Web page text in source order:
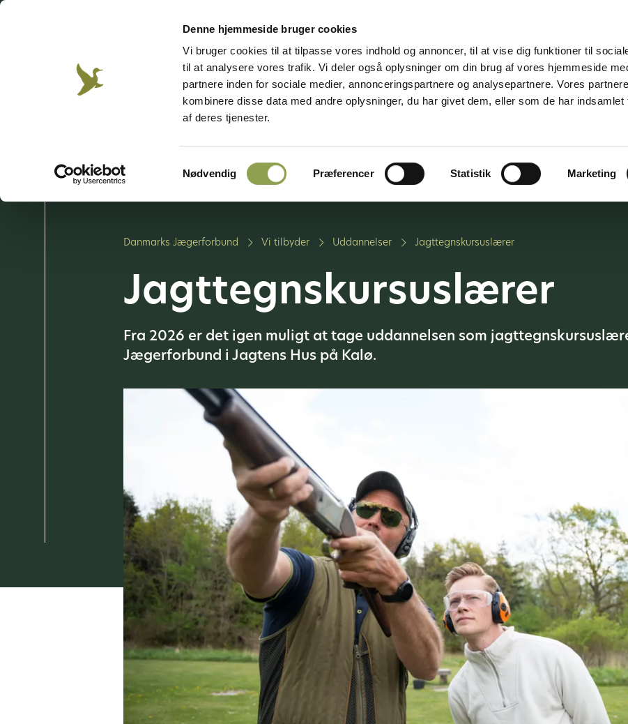
Denne hjemmeside bruger cookies
Vi bruger cookies til at tilpasse vores indhold og annoncer, til at vise dig funktioner til
til at analysere vores trafik. Vi deler også oplysninger om din brug af vores hjemmeside
partnere inden for sociale medier, annonceringspartnere og analysepartnere. Vores
kombinere disse data med andre oplysninger, du har givet dem, eller som de har indsamlet
af deres tjenester.
Nødvendig Præferencer Statistik Marketing
Jagt &
Våben &
skydning
Jægerweb Jagtprøven
Vores medier
Danmarks Jægerforbund Vi tilbyder Uddannelser Jagttegnskursuslærer
Jagttegnskursuslærer
Fra 2026 er det igen muligt at tage uddannelsen som
Jægerforbund i Jagtens Hus på Kalø.